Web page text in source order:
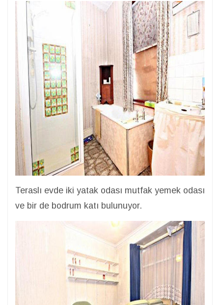
Teraslı evde iki yatak odası mutfak yemek odası
ve bir de bodrum katı bulunuyor.